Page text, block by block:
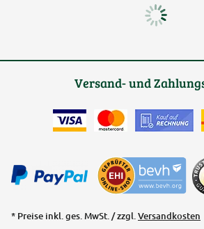
Versand- und
* Preise inkl. ges. MwSt. / zzgl. Versandkosten